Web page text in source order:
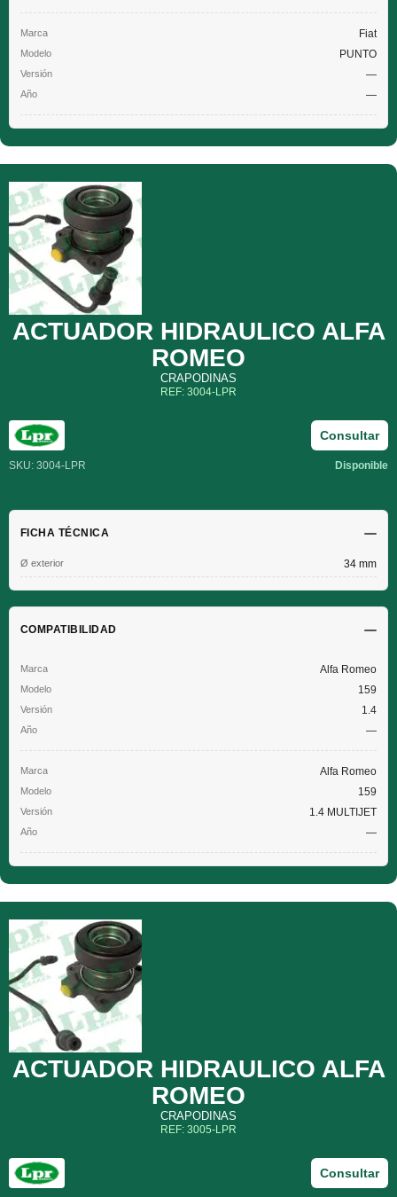
Fiat
PUNTO
—
—
ACTUADOR HIDRAULICO ALFA
ROMEO
CRAPODINAS
REF: 3004-LPR
SKU: 3004-LPR Disponible
Consultar
FICHA TÉCNICA
Ø exterior 34 mm
COMPATIBILIDAD
Alfa Romeo
159
1.4
—
Alfa Romeo
159
1.4 MULTIJET
—
ACTUADOR HIDRAULICO ALFA
ROMEO
CRAPODINAS
REF: 3005-LPR
Consultar